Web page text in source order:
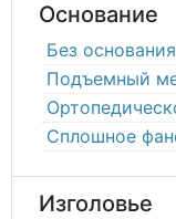
Основание
Без основания
Подъемный
Сплошное
Изголовье